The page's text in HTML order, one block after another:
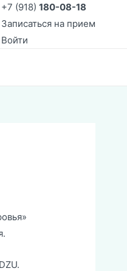
+7 (918) 180-08-18
Записаться на прием
Войти